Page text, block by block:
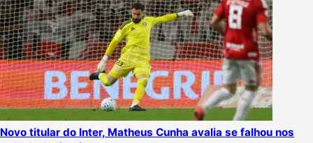
Novo titular do Inter, Matheus Cunha avalia se falhou nos